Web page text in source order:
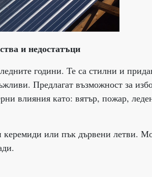
и недостатъци
години. Те са стилни и
Предлагат възможност за
влияния като: вятър, пожар,
или пък дървени летви.